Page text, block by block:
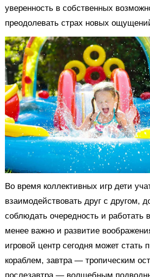
уверенность в собственных
преодолевать страх новых
Во время коллективных игр дети
взаимодействовать друг с другом,
соблюдать очередность и работать
менее важно и развитие
игровой центр сегодня может стать
кораблем, завтра — тропическим